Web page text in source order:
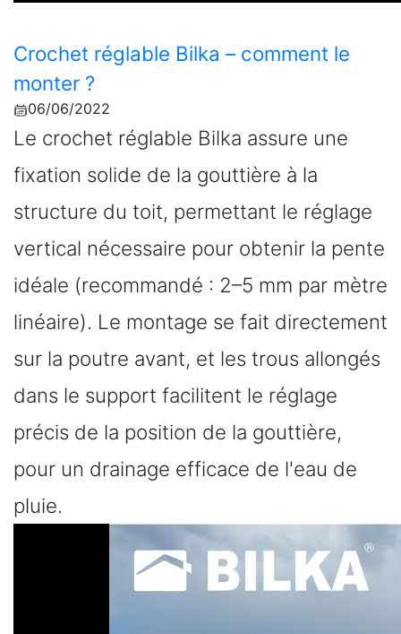
Crochet réglable Bilka – comment le
monter ?
06/06/2022
Le crochet réglable Bilka assure une
fixation solide de la gouttière à la
structure du toit, permettant le réglage
vertical nécessaire pour obtenir la pente
idéale (recommandé : 2–5 mm par mètre
linéaire). Le montage se fait directement
sur la poutre avant, et les trous allongés
dans le support facilitent le réglage
précis de la position de la gouttière,
pour un drainage efficace de l'eau de
pluie.